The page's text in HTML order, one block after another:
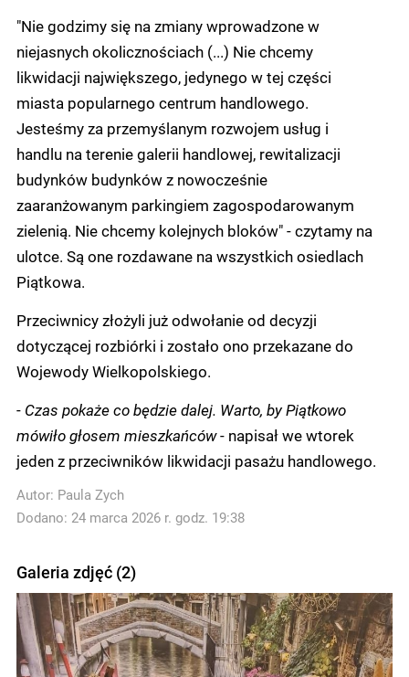
"Nie godzimy się na zmiany wprowadzone w
niejasnych okolicznościach (...) Nie chcemy
likwidacji największego, jedynego w tej części
miasta popularnego centrum handlowego.
Jesteśmy za przemyślanym rozwojem usług i
handlu na terenie galerii handlowej, rewitalizacji
budynków budynków z nowocześnie
zaaranżowanym parkingiem zagospodarowanym
zielenią. Nie chcemy kolejnych bloków" - czytamy na
ulotce. Są one rozdawane na wszystkich osiedlach
Piątkowa.
Przeciwnicy złożyli już odwołanie od decyzji
dotyczącej rozbiórki i zostało ono przekazane do
Wojewody Wielkopolskiego.
- Czas pokaże co będzie dalej. Warto, by Piątkowo
mówiło głosem mieszkańców- napisał we wtorek
jeden z przeciwników likwidacji pasażu handlowego.
Autor: Paula Zych
Dodano: 24 marca 2026 r. godz. 19:38
Galeria zdjęć (2)